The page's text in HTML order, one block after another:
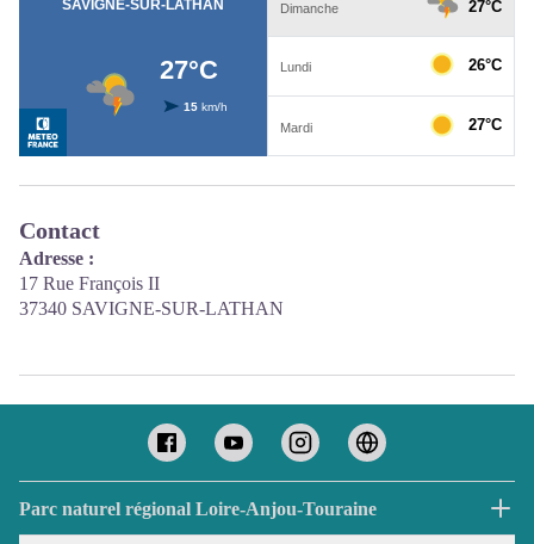
Contact
Adresse :
17 Rue François II
37340 SAVIGNE-SUR-LATHAN
Parc naturel régional Loire-Anjou-Touraine